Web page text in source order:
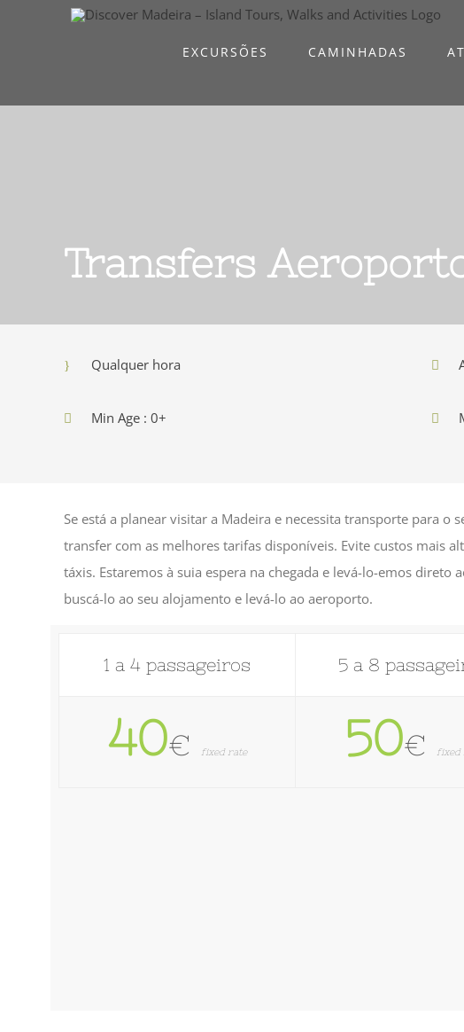
EXCURSÕES CAMINHADAS
Transfers
Qualquer hora
Min Age : 0+
Se está a planear visitar a Madeira e necessita transporte para
transfer com as melhores tarifas disponíveis. Evite custos mais
táxis. Estaremos à suia espera na chegada e levá-lo-emos
buscá-lo ao seu alojamento e levá-lo ao aeroporto.
1 a 4 passageiros
40€ fixed rate
5 a 8
50€ fixed